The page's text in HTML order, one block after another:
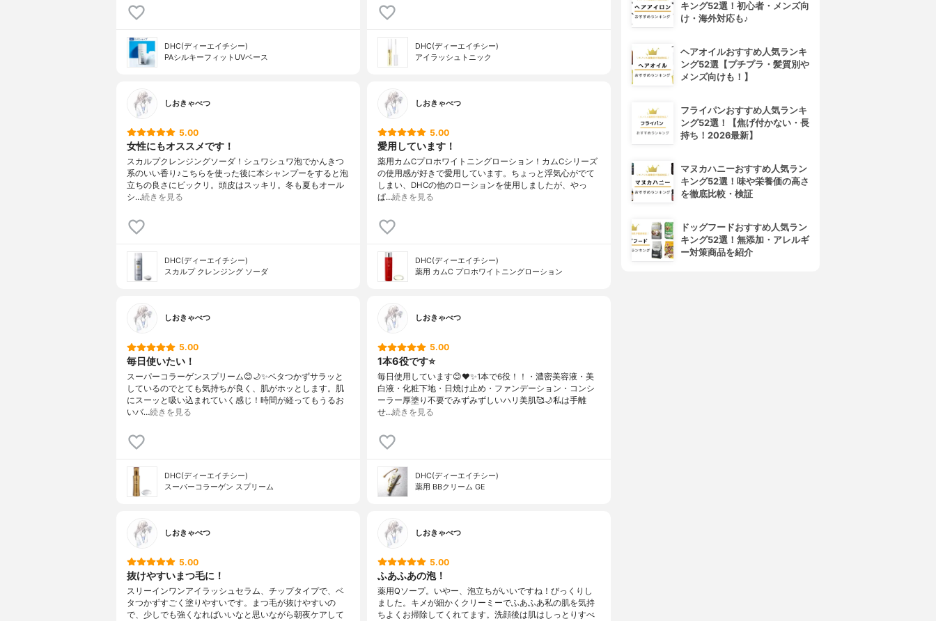
DHC(ディーエイチシー)
PAシルキーフィットUVベース
DHC(ディーエイチシー)
アイラッシュトニック
しおきゃべつ
5.00
女性にもオススメです！
スカルプクレンジングソーダ！シュワシュワ泡でかんきつ
系のいい香り♪こちらを使った後に本シャンプーをすると泡
立ちの良さにビックリ。頭皮はスッキリ。冬も夏もオール
シ…続きを見る
DHC(ディーエイチシー)
スカルプ クレンジング ソーダ
しおきゃべつ
5.00
愛用しています！
薬用カムCプロホワイトニングローション！カムCシリーズ
の使用感が好きで愛用しています。ちょっと浮気心がでて
しまい、DHCの他のローションを使用しましたが、やっ
ぱ…続きを見る
DHC(ディーエイチシー)
薬用 カムC プロホワイトニングローション
しおきゃべつ
5.00
毎日使いたい！
スーパーコラーゲンスプリーム😊🌙✨ベタつかずサラッと
しているのでとても気持ちが良く、肌がホッとします。肌
にスーッと吸い込まれていく感じ！時間が経ってもうるお
いバ…続きを見る
DHC(ディーエイチシー)
スーパーコラーゲン スプリーム
しおきゃべつ
5.00
1本6役です⭐️
毎日使用しています😊❤️✨1本で6役！！・濃密美容液・美
白液・化粧下地・日焼け止め・ファンデーション・コンシ
ーラー厚塗り不要でみずみずしいハリ美肌🥰🌙私は手離
せ…続きを見る
DHC(ディーエイチシー)
薬用 BBクリーム GE
しおきゃべつ
5.00
抜けやすいまつ毛に！
スリーインワンアイラッシュセラム、チップタイプで、ベ
タつかずすごく塗りやすいです。まつ毛が抜けやすいの
で、少しでも強くなればいいなと思いながら朝夜ケアして
しおきゃべつ
5.00
ふあふあの泡！
薬用Qソープ。いやー、泡立ちがいいですね！びっくりし
ました。キメが細かくクリーミーでふあふあ私の肌を気持
ちよくお掃除してくれてます。洗顔後は肌はしっとりすべ
キング52選！初心者・メンズ向
け・海外対応も♪
ヘアオイルおすすめ人気ランキ
ング52選【プチプラ・髪質別や
メンズ向けも！】
フライパンおすすめ人気ランキ
ング52選！【焦げ付かない・長
持ち！2026最新】
マヌカハニーおすすめ人気ラン
キング52選！味や栄養価の高さ
を徹底比較・検証
ドッグフードおすすめ人気ラン
キング52選！無添加・アレルギ
ー対策商品を紹介